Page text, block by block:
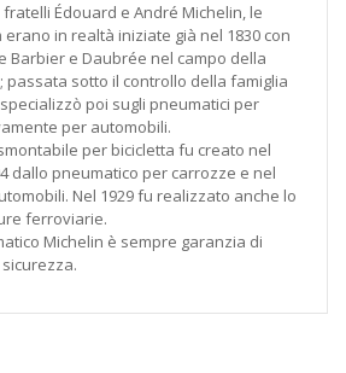
Édouard e André Michelin, le
in realtà iniziate già nel 1830 con
Barbier e Daubrée nel campo della
passata sotto il controllo della famiglia
poi sugli pneumatici per
per automobili.
per bicicletta fu creato nel
dallo pneumatico per carrozze e nel
Nel 1929 fu realizzato anche lo
ferroviarie.
Michelin è sempre garanzia di